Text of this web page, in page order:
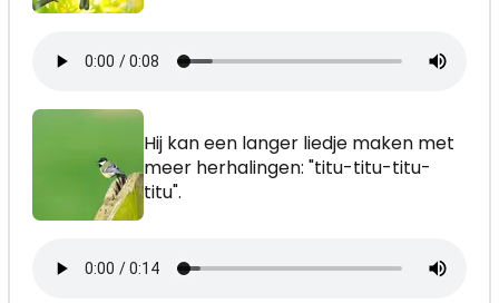
Hij kan een langer liedje maken met
meer herhalingen: "titu-titu-titu-
titu".